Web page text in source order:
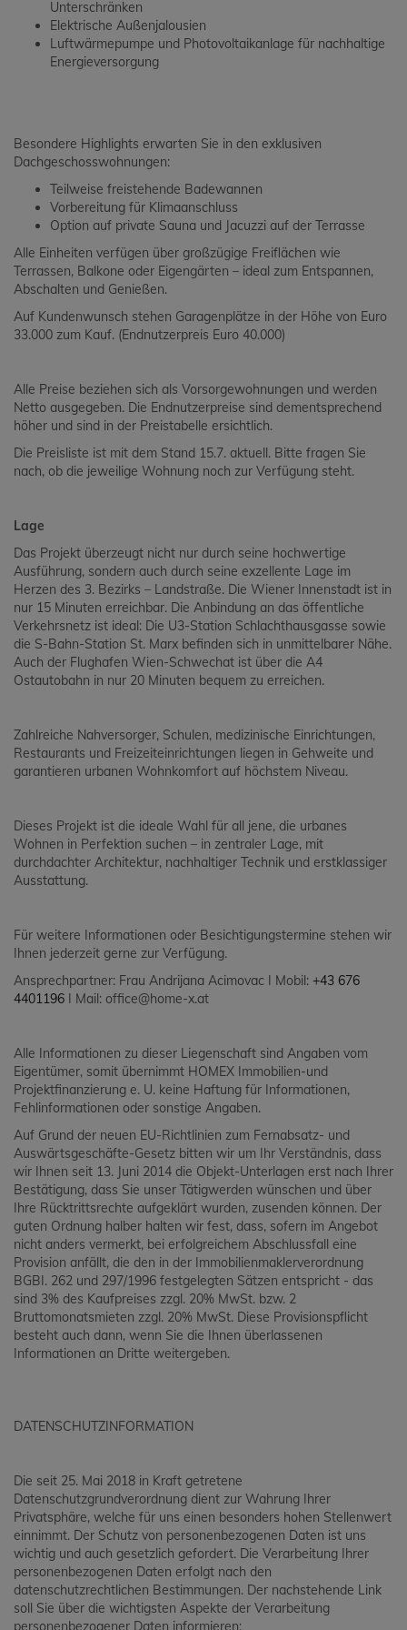
Unterschränken
Elektrische Außenjalousien
Luftwärmepumpe und Photovoltaikanlage für nachhaltige
Energieversorgung
Besondere Highlights erwarten Sie in den exklusiven
Dachgeschosswohnungen:
Teilweise freistehende Badewannen
Vorbereitung für Klimaanschluss
Option auf private Sauna und Jacuzzi auf der Terrasse
Alle Einheiten verfügen über großzügige Freiflächen wie
Terrassen, Balkone oder Eigengärten – ideal zum Entspannen,
Abschalten und Genießen.
Auf Kundenwunsch stehen Garagenplätze in der Höhe von Euro
33.000 zum Kauf. (Endnutzerpreis Euro 40.000)
Alle Preise beziehen sich als Vorsorgewohnungen und werden
Netto ausgegeben. Die Endnutzerpreise sind dementsprechend
höher und sind in der Preistabelle ersichtlich.
Die Preisliste ist mit dem Stand 15.7. aktuell. Bitte fragen Sie
nach, ob die jeweilige Wohnung noch zur Verfügung steht.
Lage
Das Projekt überzeugt nicht nur durch seine hochwertige
Ausführung, sondern auch durch seine exzellente Lage im
Herzen des 3. Bezirks – Landstraße. Die Wiener Innenstadt ist in
nur 15 Minuten erreichbar. Die Anbindung an das öffentliche
Verkehrsnetz ist ideal: Die U3-Station Schlachthausgasse sowie
die S-Bahn-Station St. Marx befinden sich in unmittelbarer Nähe.
Auch der Flughafen Wien-Schwechat ist über die A4
Ostautobahn in nur 20 Minuten bequem zu erreichen.
Zahlreiche Nahversorger, Schulen, medizinische Einrichtungen,
Restaurants und Freizeiteinrichtungen liegen in Gehweite und
garantieren urbanen Wohnkomfort auf höchstem Niveau.
Dieses Projekt ist die ideale Wahl für all jene, die urbanes
Wohnen in Perfektion suchen – in zentraler Lage, mit
durchdachter Architektur, nachhaltiger Technik und erstklassiger
Ausstattung.
Für weitere Informationen oder Besichtigungstermine stehen wir
Ihnen jederzeit gerne zur Verfügung.
Ansprechpartner: Frau Andrijana Acimovac I Mobil: +43 676
4401196 I Mail: office@home-x.at
Alle Informationen zu dieser Liegenschaft sind Angaben vom
Eigentümer, somit übernimmt HOMEX Immobilien-und
Projektfinanzierung e. U. keine Haftung für Informationen,
Fehlinformationen oder sonstige Angaben.
Auf Grund der neuen EU-Richtlinien zum Fernabsatz- und
Auswärtsgeschäfte-Gesetz bitten wir um Ihr Verständnis, dass
wir Ihnen seit 13. Juni 2014 die Objekt-Unterlagen erst nach Ihrer
Bestätigung, dass Sie unser Tätigwerden wünschen und über
Ihre Rücktrittsrechte aufgeklärt wurden, zusenden können. Der
guten Ordnung halber halten wir fest, dass, sofern im Angebot
nicht anders vermerkt, bei erfolgreichem Abschlussfall eine
Provision anfällt, die den in der Immobilienmaklerverordnung
BGBI. 262 und 297/1996 festgelegten Sätzen entspricht - das
sind 3% des Kaufpreises zzgl. 20% MwSt. bzw. 2
Bruttomonatsmieten zzgl. 20% MwSt. Diese Provisionspflicht
besteht auch dann, wenn Sie die Ihnen überlassenen
Informationen an Dritte weitergeben.
DATENSCHUTZINFORMATION
Die seit 25. Mai 2018 in Kraft getretene
Datenschutzgrundverordnung dient zur Wahrung Ihrer
Privatsphäre, welche für uns einen besonders hohen Stellenwert
einnimmt. Der Schutz von personenbezogenen Daten ist uns
wichtig und auch gesetzlich gefordert. Die Verarbeitung Ihrer
personenbezogenen Daten erfolgt nach den
datenschutzrechtlichen Bestimmungen. Der nachstehende Link
soll Sie über die wichtigsten Aspekte der Verarbeitung